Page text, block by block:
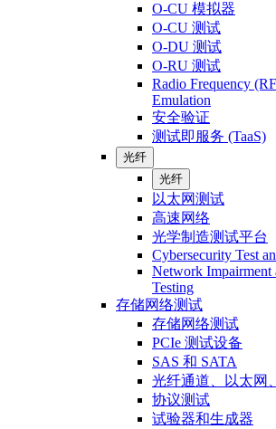
O-CU 模拟器
O-CU 测试
O-DU 测试
O-RU 测试
Radio Frequency
Emulation
安全验证
测试即服务 (TaaS)
光纤
光纤
以太网测试
高速网络
光学制造测试平台
Cybersecurity Test
Network Impairment
Testing
存储网络测试
存储网络测试
PCIe 测试设备
SAS 和 SATA
光纤通道、以太网
协议测试
试验器和生成器